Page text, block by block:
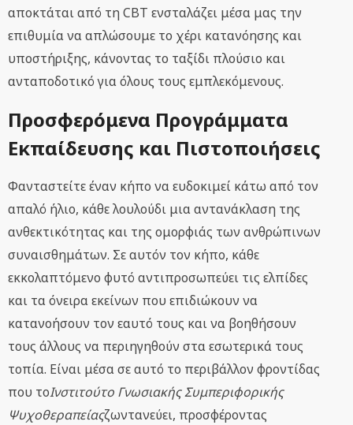
αποκτάται από τη CBT ενσταλάζει μέσα μας την
επιθυμία να απλώσουμε το χέρι κατανόησης και
υποστήριξης, κάνοντας το ταξίδι πλούσιο και
ανταποδοτικό για όλους τους εμπλεκόμενους.
Προσφερόμενα Προγράμματα
Εκπαίδευσης και Πιστοποιήσεις
Φανταστείτε έναν κήπο να ευδοκιμεί κάτω από τον
απαλό ήλιο, κάθε λουλούδι μια αντανάκλαση της
ανθεκτικότητας και της ομορφιάς των ανθρώπινων
συναισθημάτων. Σε αυτόν τον κήπο, κάθε
εκκολαπτόμενο φυτό αντιπροσωπεύει τις ελπίδες
και τα όνειρα εκείνων που επιδιώκουν να
κατανοήσουν τον εαυτό τους και να βοηθήσουν
τους άλλους να περιηγηθούν στα εσωτερικά τους
τοπία. Είναι μέσα σε αυτό το περιβάλλον φροντίδας
που τοΙνστιτούτο Γνωσιακής Συμπεριφορικής
Ψυχοθεραπείαςζωντανεύει, προσφέροντας